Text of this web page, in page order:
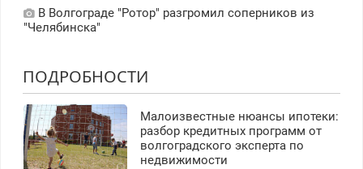
В Волгограде "Ротор" разгромил соперников из
"Челябинска"
ПОДРОБНОСТИ
Малоизвестные нюансы ипотеки:
разбор кредитных программ от
волгоградского эксперта по
недвижимости